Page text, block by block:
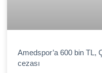
Amedspor’a 600 bin TL,
cezası